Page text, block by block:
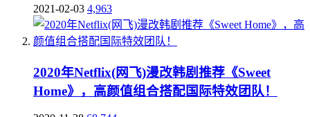
2021-02-03 4,963
2020年Netflix(网飞)漫改韩剧推荐《Sweet
Home》，高颜值组合搭配国际特效团队！